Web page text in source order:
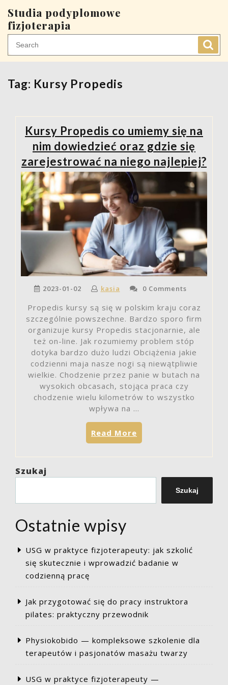
to
content
Studia podyplomowe
fizjoterapia
Tag: Kursy Propedis
Kursy Propedis co umiemy się na
nim dowiedzieć oraz gdzie się
zarejestrować na niego najlepiej?
2023-01-02 kasia 0 Comments
Propedis kursy są się w polskim kraju coraz
szczególnie powszechne. Bardzo sporo firm
organizuje kursy Propedis stacjonarnie, ale
też on-line. Jak rozumiemy problem stóp
dotyka bardzo dużo ludzi Obciążenia jakie
codzienni maja nasze nogi są niewątpliwie
wielkie. Chodzenie przez panie w butach na
wysokich obcasach, stojąca praca czy
chodzenie wielu kilometrów to wszystko
wpływa na …
Read More
Propedis
się
zarejestrować
na
Szukaj
Szukaj
Ostatnie wpisy
USG w praktyce fizjoterapeuty: jak szkolić
się skutecznie i wprowadzić badanie w
codzienną pracę
Jak przygotować się do pracy instruktora
pilates: praktyczny przewodnik
Physiokobido — kompleksowe szkolenie dla
terapeutów i pasjonatów masażu twarzy
USG w praktyce fizjoterapeuty —